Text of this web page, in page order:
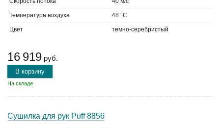
Температура воздуха 48 °C
Цвет темно-серебристый
16 919 руб.
В корзину
На складе
Сушилка для рук Puff 8856